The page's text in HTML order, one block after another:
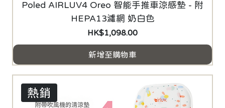
Poled AIRLUV4 Oreo 智能手推車涼感墊 - 附
HEPA13濾網 奶白色
價格
HK$1,098.00
新增至購物車
熱銷